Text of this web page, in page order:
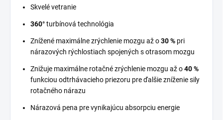
Skvelé vetranie
360°turbínová technológia
Znížené maximálne zrýchlenie mozgu až o30 % pri
nárazových rýchlostiach spojených s otrasom mozgu
Znižuje maximálne rotačné zrýchlenie mozgu až o40 %
funkciou odtrhávacieho priezoru pre ďalšie zníženie sily
rotačného nárazu
Nárazová pena pre vynikajúcu absorpciu energie